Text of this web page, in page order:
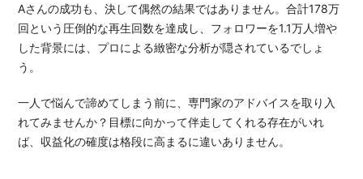
Aさんの成功も、決して偶然の結果ではありません。合計178万
回という圧倒的な再生回数を達成し、フォロワーを1.1万人増や
した背景には、プロによる緻密な分析が隠されているでしょ
う。
一人で悩んで諦めてしまう前に、専門家のアドバイスを取り入
れてみませんか？目標に向かって伴走してくれる存在がいれ
ば、収益化の確度は格段に高まるに違いありません。